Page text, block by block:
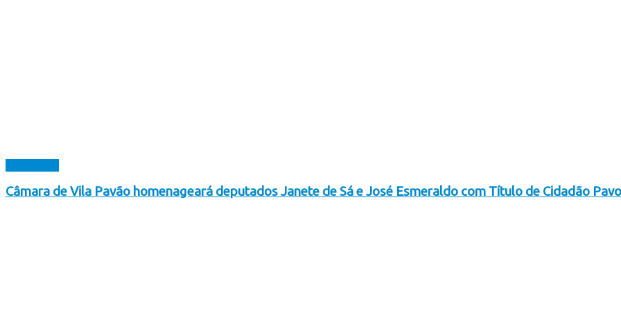
Câmara de Vila Pavão homenageará deputados Janete de Sá e José Esmeraldo com Título de Cidadão